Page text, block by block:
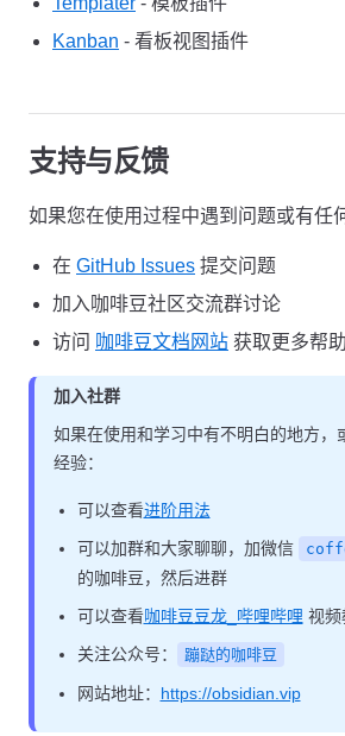
Kanban - 看板视图插件
支持与反馈
如果您在使用过程中遇到问题或有任
在 GitHub Issues 提交问题
加入咖啡豆社区交流群讨论
访问 咖啡豆文档网站 获取更多帮助
加入社群
如果在使用和学习中有不明白的地方，
经验：
可以查看进阶用法
可以加群和大家聊聊，加微信
的咖啡豆，然后进群
可以查看咖啡豆豆龙_哔哩哔哩 视频
关注公众号：
蹦跶的咖啡豆
网站地址： https://obsidian.vip